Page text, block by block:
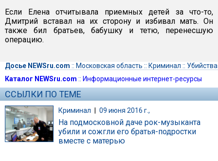
Если Елена отчитывала приемных детей за что-то,
Дмитрий вставал на их сторону и избивал мать. Он
также бил братьев, бабушку и тетю, перенесшую
операцию.
Досье NEWSru.com :: Московская область :: Криминал :: Убийства
Каталог NEWSru.com :: Информационные интернет-ресурсы
ССЫЛКИ ПО ТЕМЕ
Криминал | 09 июня 2016 г.,
На подмосковной даче рок-музыканта
убили и сожгли его братья-подростки
вместе с матерью